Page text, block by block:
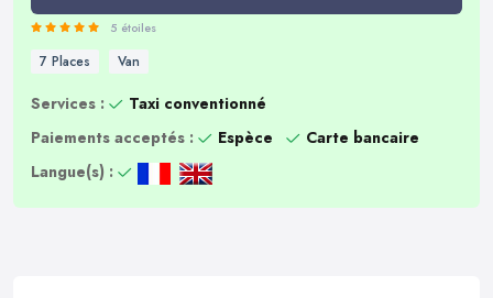
5 étoiles
7 Places Van
Services :
Taxi conventionné
Paiements acceptés :
Espèce
Carte bancaire
Langue(s) :